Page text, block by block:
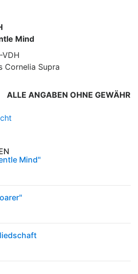
Mind
VDH
Cornelia Supra
ALLE ANGABEN OHNE GEWÄHR
Mind"